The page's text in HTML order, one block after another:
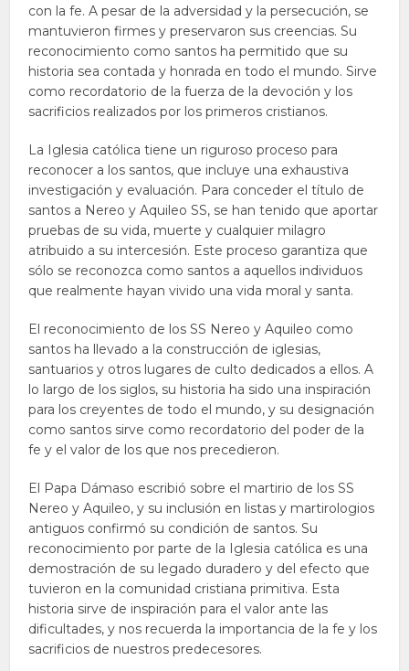
con la fe. A pesar de la adversidad y la persecución, se
mantuvieron firmes y preservaron sus creencias. Su
reconocimiento como santos ha permitido que su
historia sea contada y honrada en todo el mundo. Sirve
como recordatorio de la fuerza de la devoción y los
sacrificios realizados por los primeros cristianos.
La Iglesia católica tiene un riguroso proceso para
reconocer a los santos, que incluye una exhaustiva
investigación y evaluación. Para conceder el título de
santos a Nereo y Aquileo SS, se han tenido que aportar
pruebas de su vida, muerte y cualquier milagro
atribuido a su intercesión. Este proceso garantiza que
sólo se reconozca como santos a aquellos individuos
que realmente hayan vivido una vida moral y santa.
El reconocimiento de los SS Nereo y Aquileo como
santos ha llevado a la construcción de iglesias,
santuarios y otros lugares de culto dedicados a ellos. A
lo largo de los siglos, su historia ha sido una inspiración
para los creyentes de todo el mundo, y su designación
como santos sirve como recordatorio del poder de la
fe y el valor de los que nos precedieron.
El Papa Dámaso escribió sobre el martirio de los SS
Nereo y Aquileo, y su inclusión en listas y martirologios
antiguos confirmó su condición de santos. Su
reconocimiento por parte de la Iglesia católica es una
demostración de su legado duradero y del efecto que
tuvieron en la comunidad cristiana primitiva. Esta
historia sirve de inspiración para el valor ante las
dificultades, y nos recuerda la importancia de la fe y los
sacrificios de nuestros predecesores.